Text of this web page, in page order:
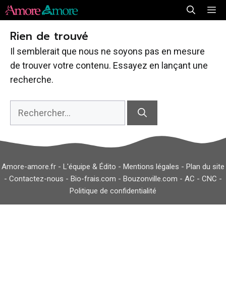
Aller
au
contenu
Rien de trouvé
Il semblerait que nous ne soyons pas en mesure
de trouver votre contenu. Essayez en lançant une
recherche.
Rechercher :
Amore-amore.fr - L'équipe & Édito - Mentions légales - Plan du site
- Contactez-nous - Bio-frais.com - Bouzonville.com - AC - CNC -
Politique de confidentialité